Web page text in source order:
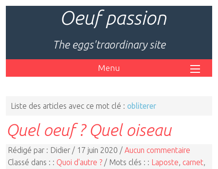
Oeuf passion
The eggs'traordinary site
Menu
Liste des articles avec ce mot clé : obliterer
Quel oeuf ? Quel oiseau
Rédigé par : Didier / 17 juin 2020 / Aucun commentaire
Classé dans : : Quoi d'autre ? / Mots clés : : Laposte carnet